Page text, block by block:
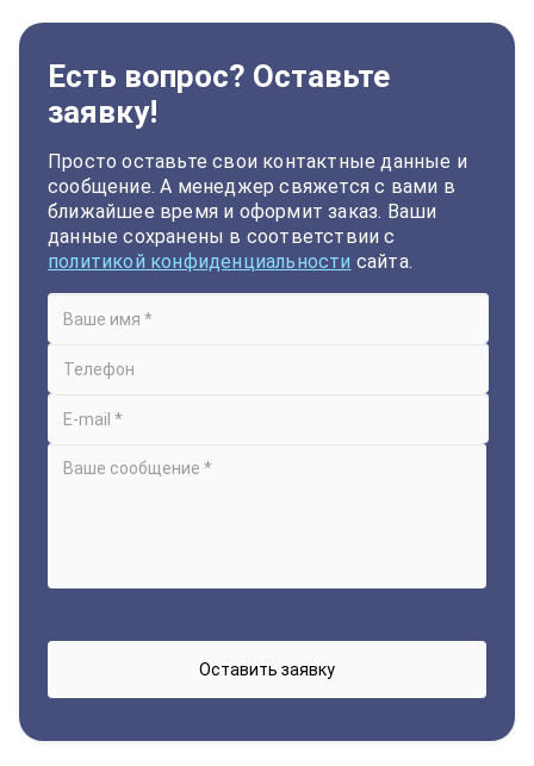
Есть вопрос? Оставьте
заявку!
Просто оставьте свои контактные данные и
сообщение. А менеджер свяжется с вами в
ближайшее время и оформит заказ. Ваши
данные сохранены в соответствии с
политикой конфиденциальности сайта.